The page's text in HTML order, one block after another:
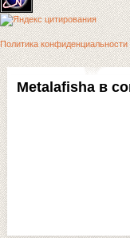
Metalafisha в
Политика конфиденциальности